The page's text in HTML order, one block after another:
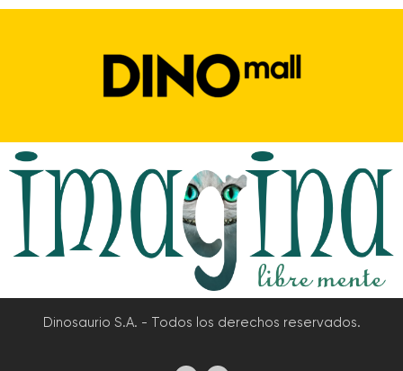
Dinosaurio S.A. - Todos los derechos reservados.